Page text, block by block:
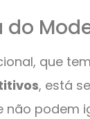
do
que
, está
não podem